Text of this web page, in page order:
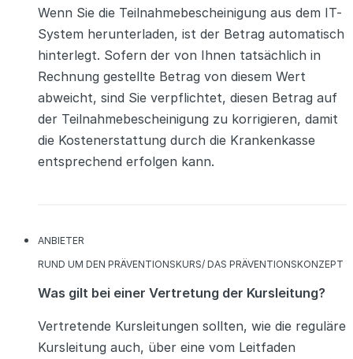
Wenn Sie die Teilnahmebescheinigung aus dem IT-
System herunterladen, ist der Betrag automatisch
hinterlegt. Sofern der von Ihnen tatsächlich in
Rechnung gestellte Betrag von diesem Wert
abweicht, sind Sie verpflichtet, diesen Betrag auf
der Teilnahmebescheinigung zu korrigieren, damit
die Kostenerstattung durch die Krankenkasse
entsprechend erfolgen kann.
KATEGORIEN
ANBIETER
KATEGORIEN
RUND UM DEN PRÄVENTIONSKURS/ DAS PRÄVENTIONSKONZEPT
Was gilt bei einer Vertretung der Kursleitung?
Vertretende Kursleitungen sollten, wie die reguläre
Kursleitung auch, über eine vom Leitfaden